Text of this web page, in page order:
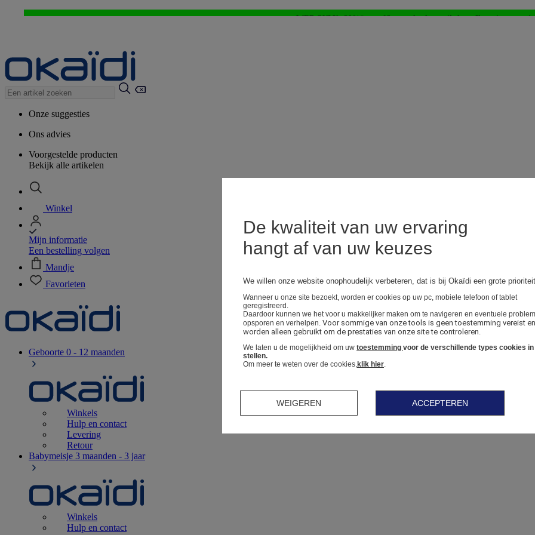
WEB ONLY: -20%* vanaf 3 aangekochte artikelen > Ik geniat ervan !
Onze suggesties
Ons advies
Voorgestelde producten
Bekijk alle artikelen
Winkel
Mijn informatie
Een bestelling volgen
Mandje
Favorieten
Geboorte 0 - 12 maanden
Winkels
Hulp en contact
Levering
Retour
Babymeisje 3 maanden - 3 jaar
Winkels
Hulp en contact
De kwaliteit van uw ervaring
hangt af van uw keuzes
We willen onze website onophoudelijk verbeteren, dat is bij Okaïdi een grote
Wanneer u onze site bezoekt, worden er cookies op uw pc, mobiele telefoon of tablet
geregistreerd.
Daardoor kunnen we het voor u makkelijker maken om te navigeren en eventuele
opsporen en verhelpen. Voor sommige van onze tools is geen toestemming vereist en
worden alleen gebruikt om de prestaties van onze site te controleren.
We laten u de mogelijkheid om uw toestemming voor de verschillende types cookies in
stellen.
Om meer te weten over de cookies,klik hier.
WEIGEREN ACCEPTEREN